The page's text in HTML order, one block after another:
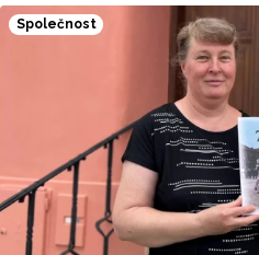
přibylo ubytovaných cizinců,
meziročně o 9,1 procenta
v regionu ubylo, kraj v tomto
turistů, což bylo meziročně o
počet přenocování v kraji
dnes zveřejnil Český statistický
Společnost